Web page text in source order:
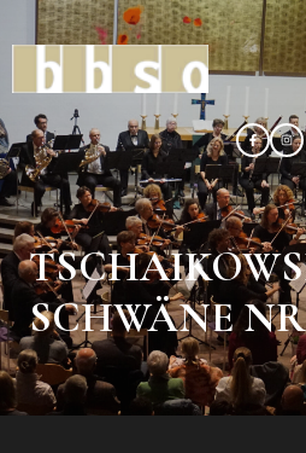
Inhalt
springen
SCHWÄNE